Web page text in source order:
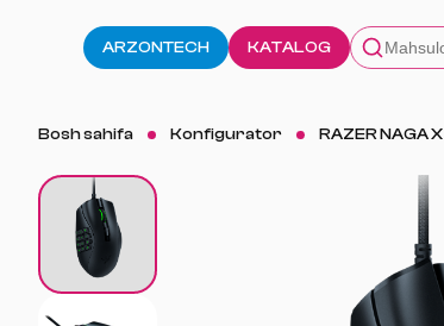
ARZONTECH KATALOG
Bosh sahifa Konfigurator RAZER NAGA X